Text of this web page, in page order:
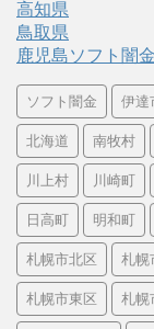
高知県
鳥取県
鹿児島ソフト闇金
ソフト闇金 伊達
北海道 南牧村
川上村 川崎町
日高町 明和町
札幌市北区 札幌
札幌市東区 札幌